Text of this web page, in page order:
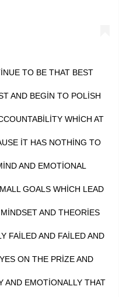
TO BE THAT BEST
AND BEGIN TO POLISH
WHICH AT
IT HAS NOTHING TO
AND EMOTIONAL
GOALS WHICH LEAD
AND THEORIES
FAILED AND FAILED AND
ON THE PRIZE AND
AND EMOTIONALLY THAT